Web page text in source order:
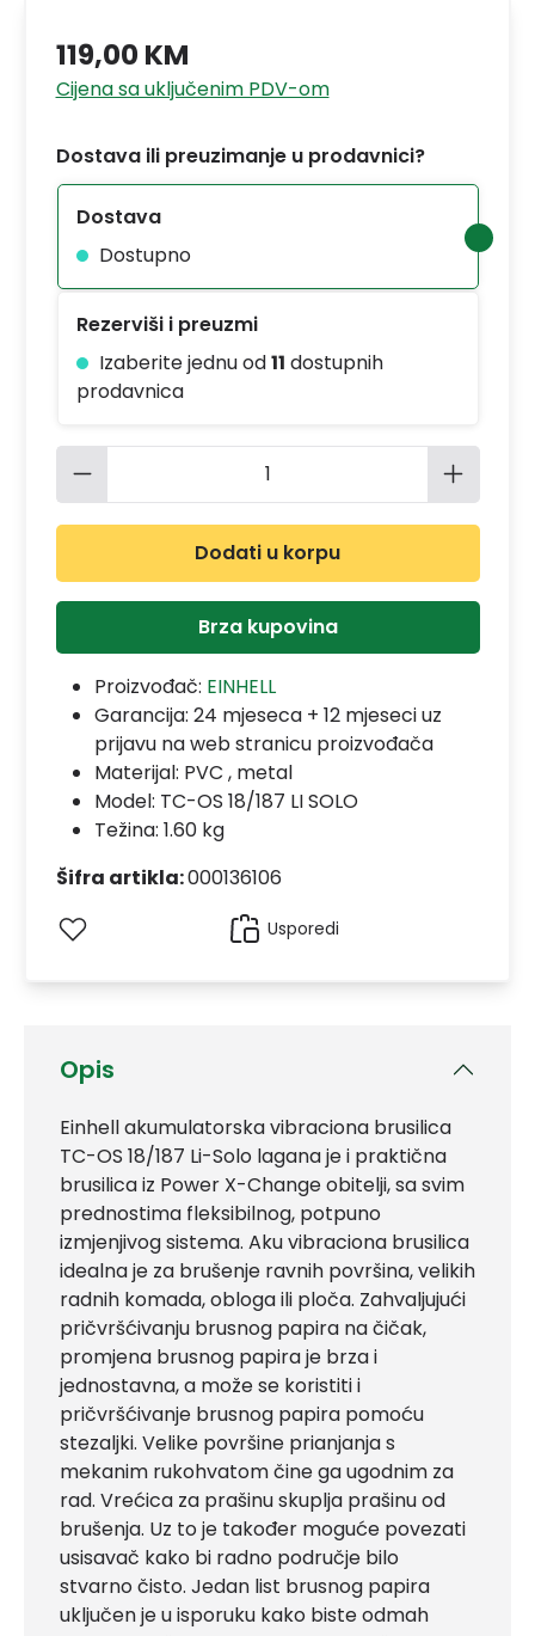
Opis
Einhell akumulatorska vibraciona brusilica
TC-OS 18/187 Li-Solo lagana je i praktična
brusilica iz Power X-Change obitelji, sa svim
prednostima fleksibilnog, potpuno
izmjenjivog sistema. Aku vibraciona brusilica
idealna je za brušenje ravnih površina, velikih
radnih komada, obloga ili ploča. Zahvaljujući
pričvršćivanju brusnog papira na čičak,
promjena brusnog papira je brza i
jednostavna, a može se koristiti i
pričvršćivanje brusnog papira pomoću
stezaljki. Velike površine prianjanja s
mekanim rukohvatom čine ga ugodnim za
rad. Vrećica za prašinu skuplja prašinu od
brušenja. Uz to je također moguće povezati
usisavač kako bi radno područje bilo
stvarno čisto. Jedan list brusnog papira
uključen je u isporuku kako biste odmah
119,00 KM
Cijena sa uključenim PDV-om
Dostava ili preuzimanje u prodavnici?
Dostava
Dostupno
Rezerviši i preuzmi
Izaberite jednu od11 dostupnih
prodavnica
Količina proizvoda: Unesite
Dodati u korpu
Brza kupovina
Proizvođač: EINHELL
Garancija: 24 mjeseca + 12 mjeseci uz
prijavu na web stranicu proizvođača
Materijal: PVC , metal
Model: TC-OS 18/187 LI SOLO
Težina: 1.60 kg
Šifra artikla:000136106
Usporedi